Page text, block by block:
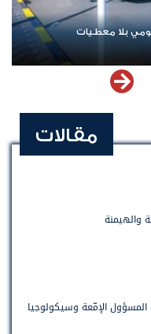
بلا معطيات
مقالات
والهيمنة
الإمّعة وسيكولوجيا